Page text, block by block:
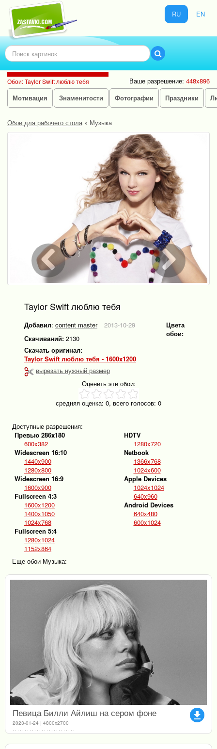
RU EN
Обои: Taylor Swift люблю тебя Ваше разрешение: 448x896
Мотивация
Знаменитости Фотографии Праздники
Обои для рабочего стола» Музыка
Taylor Swift люблю тебя
Добавил: content master
2013-10-29
Скачиваний: 2130
Скачать оригинал:
Taylor Swift люблю тебя - 1600x1200
вырезать нужный размер
Цвета
обои:
Оценить эти обои:
средняя оценка: 0, всего голосов: 0
Доступные разрешения:
Превью 286x180
600x382
Widescreen 16:10
1440x900
1280x800
Widescreen 16:9
1600x900
Fullscreen 4:3
1600x1200
1400x1050
1024x768
Fullscreen 5:4
1280x1024
1152x864
HDTV
1280x720
Netbook
1366x768
1024x600
Apple Devices
1024x1024
640x960
Android Devices
640x480
600x1024
Еще обои Музыка:
file_download
Певица Билли Айлиш на сером фоне
2023-01-24 | 4800x2700